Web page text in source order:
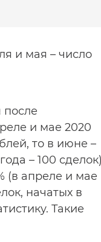
и мая – число
после
и мае 2020
то в июне –
– 100
(в апреле и мае
начатых в
Такие